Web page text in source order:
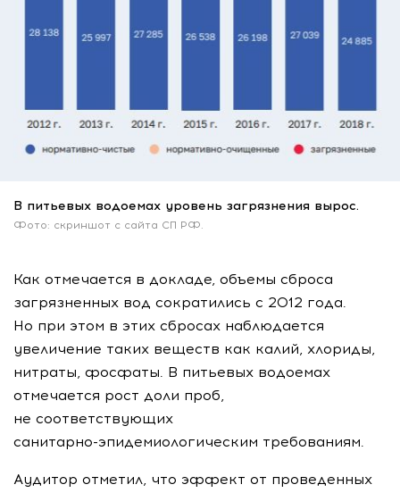
В питьевых водоемах уровень загрязнения вырос.
Фото: скриншот с сайта СП РФ.
Как отмечается в докладе, объемы сброса
загрязненных вод сократились с 2012 года.
Но при этом в этих сбросах наблюдается
увеличение таких веществ как калий, хлориды,
нитраты, фосфаты. В питьевых водоемах
отмечается рост доли проб,
не соответствующих
санитарно-эпидемиологическим требованиям.
Аудитор отметил, что эффект от проведенных